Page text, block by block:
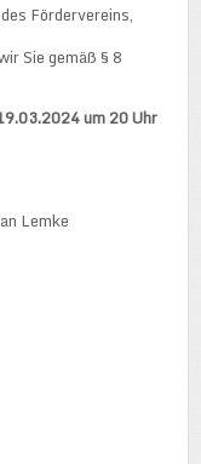
Fördervereins,
Sie gemäß § 8
um 20 Uhr
Lemke